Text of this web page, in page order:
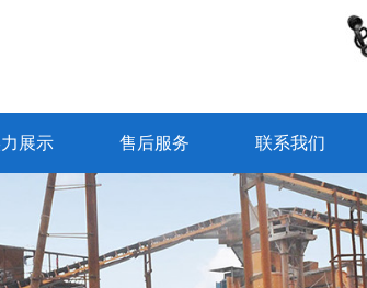
展示 售后服务 联系我们